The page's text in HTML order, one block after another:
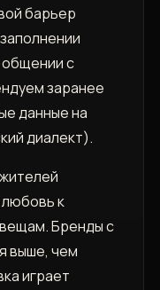
барьер
с
заранее
данные на
диалект).
любовь к
Бренды с
выше, чем
играет